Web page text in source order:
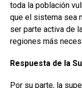
toda la población
que el sistema sea
ser parte activa de
regiones más
Respuesta de la
Por su parte, la